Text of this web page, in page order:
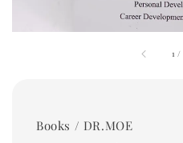
1 /
Books / DR.MOE